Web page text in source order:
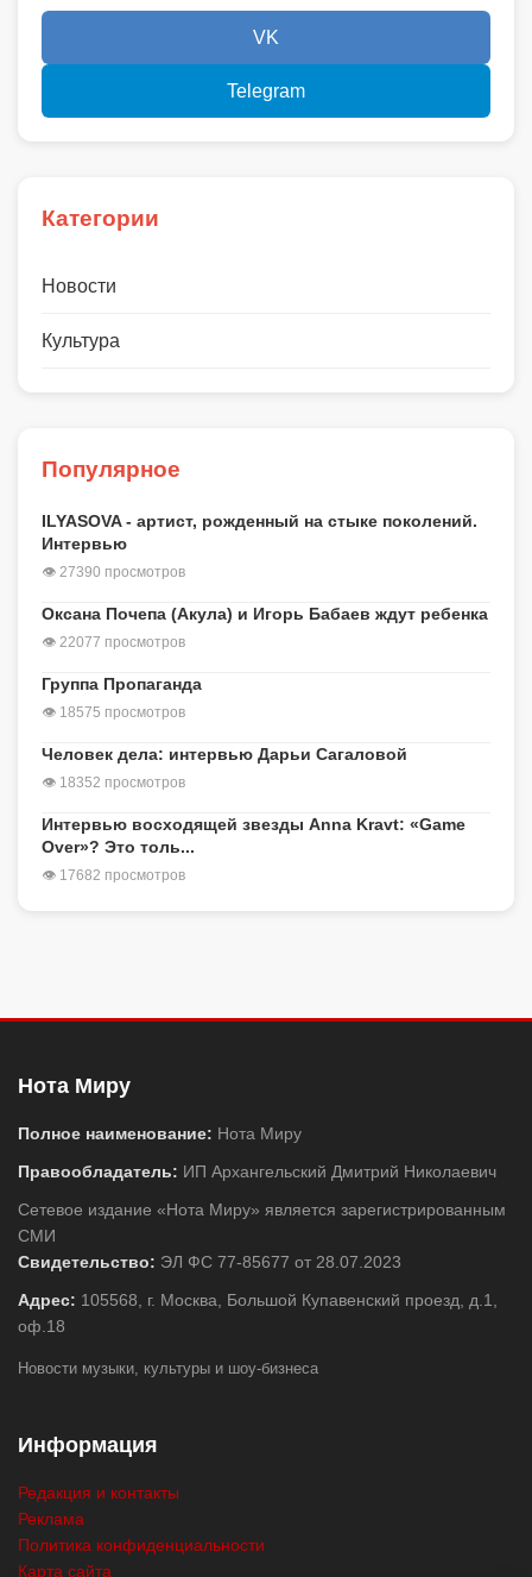
VK
Telegram
Категории
Новости
Культура
Популярное
ILYASOVA - артист, рожденный на стыке поколений.
Интервью
👁 27390 просмотров
Оксана Почепа (Акула) и Игорь Бабаев ждут ребенка
👁 22077 просмотров
Группа Пропаганда
👁 18575 просмотров
Человек дела: интервью Дарьи Сагаловой
👁 18352 просмотров
Интервью восходящей звезды Anna Kravt: «Game
Over»? Это толь...
👁 17682 просмотров
Нота Миру
Полное наименование: Нота Миру
Правообладатель: ИП Архангельский Дмитрий Николаевич
Сетевое издание «Нота Миру» является зарегистрированным
СМИ
Свидетельство: ЭЛ ФС 77-85677 от 28.07.2023
Адрес: 105568, г. Москва, Большой Купавенский проезд, д.1,
оф.18
Новости музыки, культуры и шоу-бизнеса
Информация
Редакция и контакты
Реклама
Политика конфиденциальности
Карта сайта